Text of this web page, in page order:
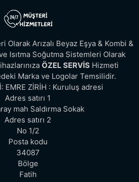
Arızalı Beyaz Eşya & Kombi &
Isıtma Soğutma Sistemleri Olarak
ÖZEL SERVİSHizmeti
Marka ve Logolar Temsilidir.
EMRE ZİRİH : Kuruluş adresi
Adres satırı 1
mah Saldırma Sokak
Adres satırı 2
No 1/2
Posta kodu
34087
Bölge
Fatih